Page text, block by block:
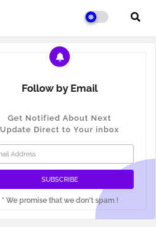
Follow by Email
Get Notified About Next
Update Direct to Your inbox
* We promise that we don't spam !